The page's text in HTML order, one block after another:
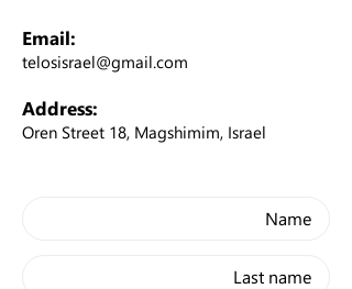
Email:
telosisrael@gmail.com
Address:
Oren Street 18, Magshimim, Israel